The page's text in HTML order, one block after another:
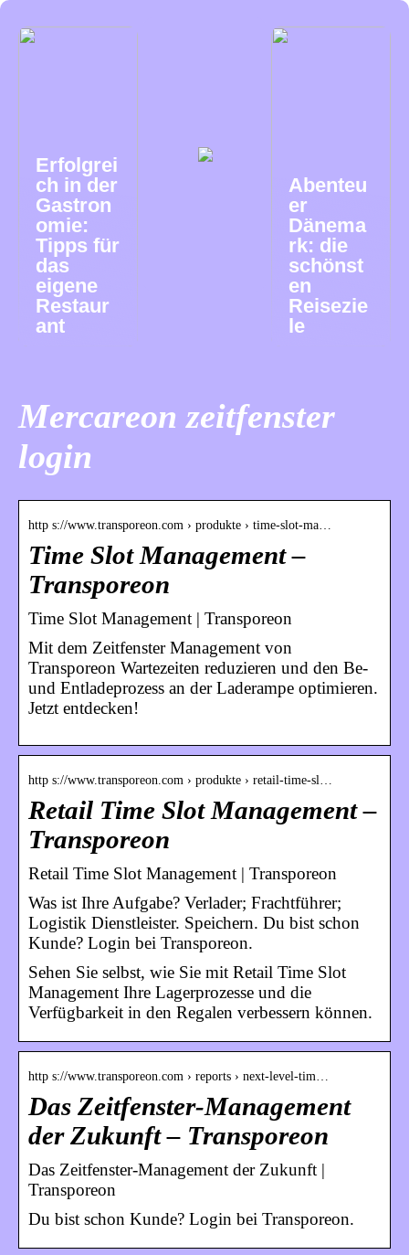
Erfolgrei
ch in der
Gastron
omie:
Tipps für
das
eigene
Restaur
ant
Abenteu
er
Dänema
rk: die
schönst
en
Reisezie
le
Mercareon zeitfenster
login
http s://www.transporeon.com › produkte › time-slot-ma…
Time Slot Management –
Transporeon
Time Slot Management | Transporeon
Mit dem Zeitfenster Management von
Transporeon Wartezeiten reduzieren und den Be-
und Entladeprozess an der Laderampe optimieren.
Jetzt entdecken!
http s://www.transporeon.com › produkte › retail-time-sl…
Retail Time Slot Management –
Transporeon
Retail Time Slot Management | Transporeon
Was ist Ihre Aufgabe? Verlader; Frachtführer;
Logistik Dienstleister. Speichern. Du bist schon
Kunde? Login bei Transporeon.
Sehen Sie selbst, wie Sie mit Retail Time Slot
Management Ihre Lagerprozesse und die
Verfügbarkeit in den Regalen verbessern können.
http s://www.transporeon.com › reports › next-level-tim…
Das Zeitfenster-Management
der Zukunft – Transporeon
Das Zeitfenster-Management der Zukunft |
Transporeon
Du bist schon Kunde? Login bei Transporeon.